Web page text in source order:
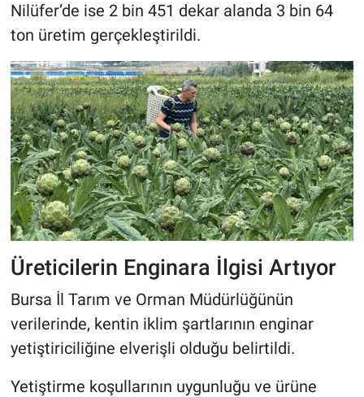
Nilüfer’de ise 2 bin 451 dekar alanda 3 bin 64
ton üretim gerçekleştirildi.
Üreticilerin Enginara İlgisi Artıyor
Bursa İl Tarım ve Orman Müdürlüğünün
verilerinde, kentin iklim şartlarının enginar
yetiştiriciliğine elverişli olduğu belirtildi.
Yetiştirme koşullarının uygunluğu ve ürüne